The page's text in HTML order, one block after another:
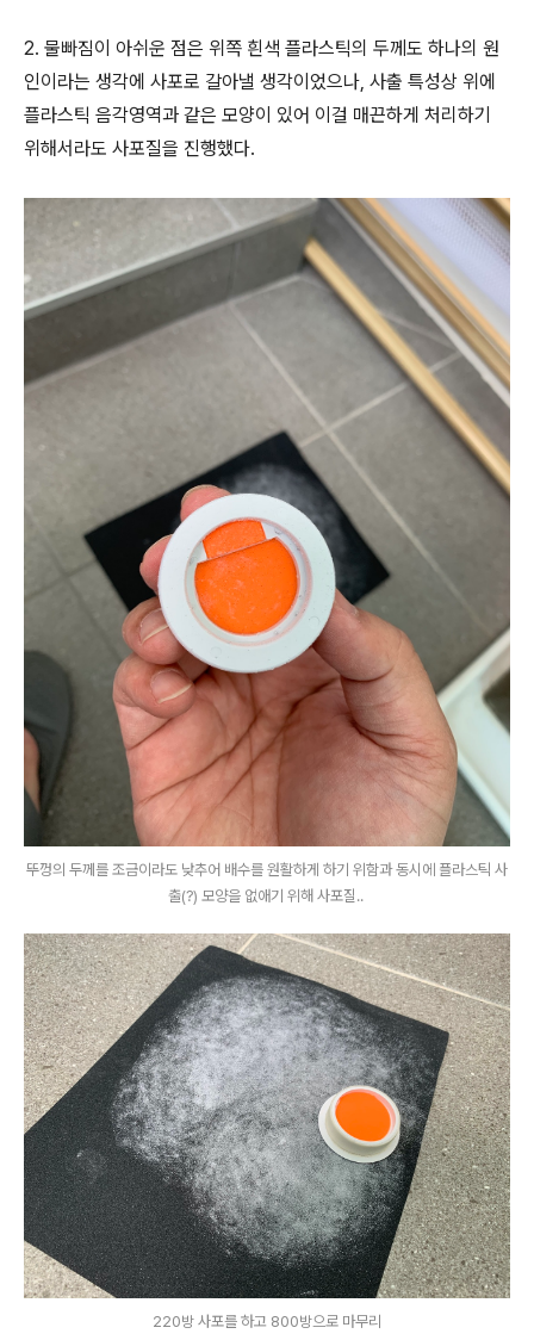
2. 물빠짐이 아쉬운 점은 위쪽 흰색 플라스틱의 두께도 하나의 원
인이라는 생각에 사포로 갈아낼 생각이었으나, 사출 특성상 위에
플라스틱 음각영역과 같은 모양이 있어 이걸 매끈하게 처리하기
위해서라도 사포질을 진행했다.
뚜껑의 두께를 조금이라도 낮추어 배수를 원활하게 하기 위함과 동시에 플라스틱 사
출(?) 모양을 없애기 위해 사포질..
220방 사포를 하고 800방으로 마무리